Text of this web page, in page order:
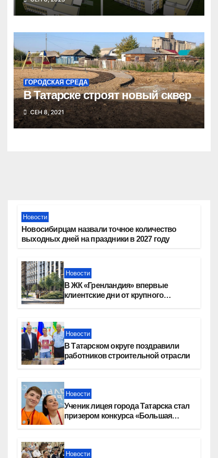
ГОРОДСКАЯ СРЕДА
В Татарске строят новый сквер
СЕН 8, 2021
Новости
Новосибирцам назвали точное количество
выходных дней на праздники в 2027 году
Новости
В ЖК «Гренландия» впервые
клиентские дни от крупного
Новости
В Татарском округе поздравили
работников строительной отрасли
Новости
Ученик лицея города Татарска стал
призером конкурса «Большая
Новости